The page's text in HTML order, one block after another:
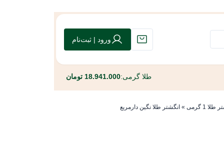
ورود | ثبت‌نام
طلا گرمی:18.941.000 تومان
طلا 1 گرمی » انگشتر طلا نگین دارمربع